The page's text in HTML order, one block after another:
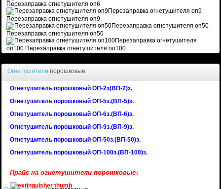
Перезаправка огнетушителя оп6
Перезаправка огнетушителя оп9
Перезаправка огнетушителя оп9
Перезаправка огнетушителя оп50
Перезаправка огнетушителя оп50
Перезаправка огнетушителя
оп100 Перезаправка огнетушителя оп100
Огнетушители порошковые
Огнетушитель порошковый ОП-2з(ВП-2)з.
Огнетушитель порошковый ОП-5з.(ВП-5)з.
Огнетушитель порошковый ОП-6з.(ВП-6)з.
Огнетушитель порошковый ОП-9з.(ВП-9)з.
Огнетушитель порошковый ОП-50з.(ВП-50)з.
Огнетушитель порошковый ОП-100з.(ВП-100)з.
Прайс на огнетушители порошковые↓